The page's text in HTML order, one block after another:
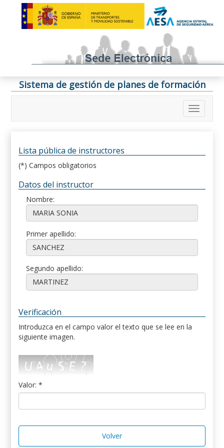
Sistema de gestión de planes de formación
Lista pública de instructores
(*) Campos obligatorios
Datos del instructor
Nombre:
Primer apellido:
Segundo apellido:
Verificación
Introduzca en el campo valor el texto que se lee en la
siguiente imagen.
Valor: *
Volver